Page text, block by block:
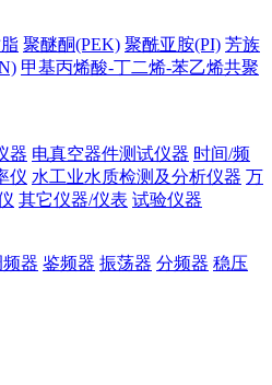
聚醚酮(PEK) 聚酰亚胺(PI) 芳族
甲基丙烯酸-丁二烯-苯乙烯共聚
器 电真空器件测试仪器 时间/频
仪 水工业水质检测及分析仪器 万
其它仪器/仪表 试验仪器
器 鉴频器 振荡器 分频器 稳压